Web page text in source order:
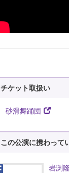
チケット取扱い
砂滑舞踊団
この公演に携わって
岩渕隆